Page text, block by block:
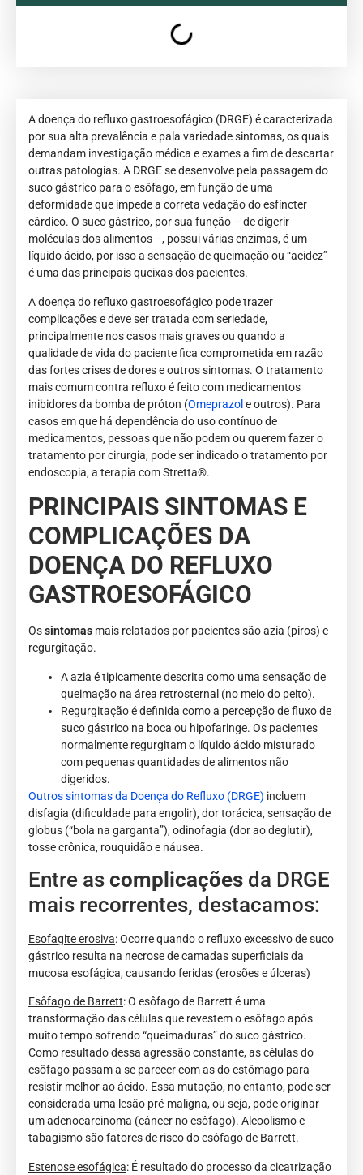
A doença do refluxo gastroesofágico (DRGE) é caracterizada
por sua alta prevalência e pala variedade sintomas, os quais
demandam investigação médica e exames a fim de descartar
outras patologias. A DRGE se desenvolve pela passagem do
suco gástrico para o esôfago, em função de uma
deformidade que impede a correta vedação do esfíncter
cárdico. O suco gástrico, por sua função – de digerir
moléculas dos alimentos –, possui várias enzimas, é um
líquido ácido, por isso a sensação de queimação ou “acidez”
é uma das principais queixas dos pacientes.
A doença do refluxo gastroesofágico pode trazer
complicações e deve ser tratada com seriedade,
principalmente nos casos mais graves ou quando a
qualidade de vida do paciente fica comprometida em razão
das fortes crises de dores e outros sintomas. O tratamento
mais comum contra refluxo é feito com medicamentos
inibidores da bomba de próton (Omeprazol e outros). Para
casos em que há dependência do uso contínuo de
medicamentos, pessoas que não podem ou querem fazer o
tratamento por cirurgia, pode ser indicado o tratamento por
endoscopia, a terapia com Stretta®.
PRINCIPAIS SINTOMAS E
COMPLICAÇÕES DA
DOENÇA DO REFLUXO
GASTROESOFÁGICO
Ossintomas mais relatados por pacientes são azia (piros) e
regurgitação.
A azia é tipicamente descrita como uma sensação de
queimação na área retrosternal (no meio do peito).
Regurgitação é definida como a percepção de fluxo de
suco gástrico na boca ou hipofaringe. Os pacientes
normalmente regurgitam o líquido ácido misturado
com pequenas quantidades de alimentos não
digeridos.
Outros sintomas da Doença do Refluxo (DRGE) incluem
disfagia (dificuldade para engolir), dor torácica, sensação de
globus (“bola na garganta”), odinofagia (dor ao deglutir),
tosse crônica, rouquidão e náusea.
Entre as complicações da DRGE
mais recorrentes, destacamos:
Esofagite erosiva: Ocorre quando o refluxo excessivo de suco
gástrico resulta na necrose de camadas superficiais da
mucosa esofágica, causando feridas (erosões e úlceras)
Esôfago de Barrett: O esôfago de Barrett é uma
transformação das células que revestem o esôfago após
muito tempo sofrendo “queimaduras” do suco gástrico.
Como resultado dessa agressão constante, as células do
esôfago passam a se parecer com as do estômago para
resistir melhor ao ácido. Essa mutação, no entanto, pode ser
considerada uma lesão pré-maligna, ou seja, pode originar
um adenocarcinoma (câncer no esôfago). Alcoolismo e
tabagismo são fatores de risco do esôfago de Barrett.
Estenose esofágica: É resultado do processo da cicatrização